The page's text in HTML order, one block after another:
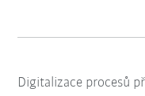
Digitalizace procesů